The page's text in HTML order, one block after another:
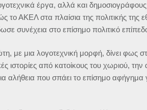
έργα, αλλά και
το ΑΚΕΛ στα πλαίσια της πολιτικής της
συνέχεια στο επίσημο πολιτικό
με μια λογοτεχνική μορφή, δίνει φως
από κατοίκους του χωριού, την
αλήθεια που σπάει το επίσημο αφήγημα